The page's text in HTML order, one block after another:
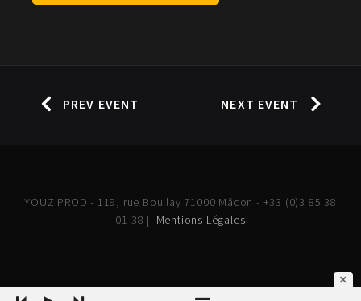
PREV EVENT NEXT EVENT
YOUZ PROD - 119, rue Boullay 71000 Mâcon - +33 (0)3 85 38
01 38 | Mentions Légales